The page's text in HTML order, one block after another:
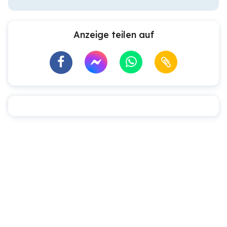
Anzeige teilen auf